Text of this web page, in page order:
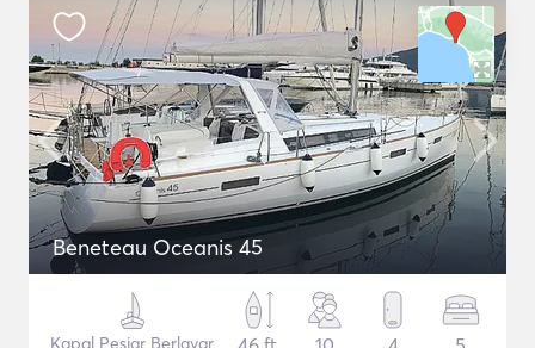
Beneteau Oceanis 45
Kapal Pesiar Berlayar